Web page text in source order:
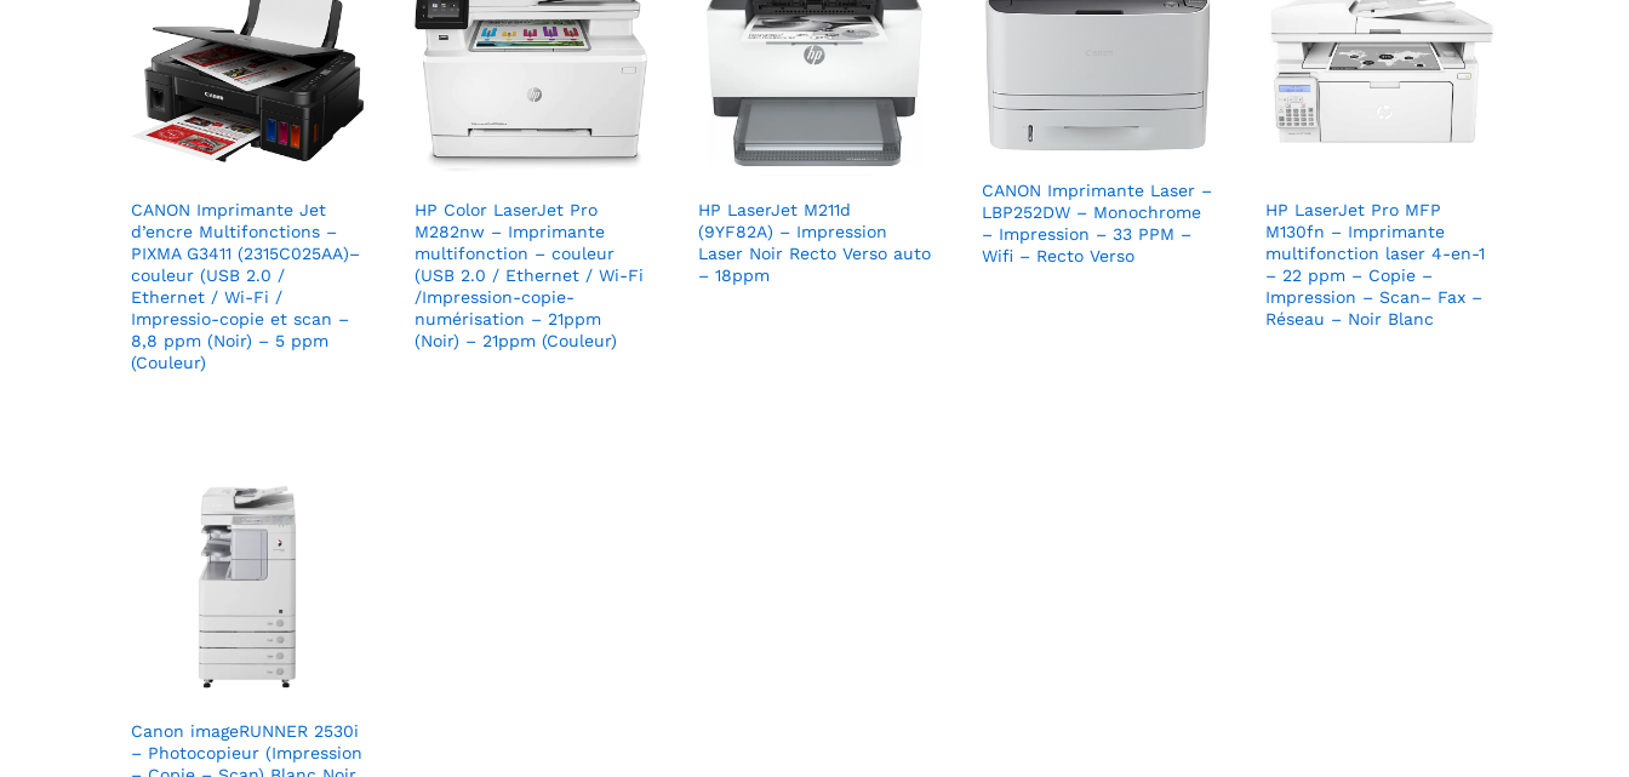
CANON Imprimante Jet
d’encre Multifonctions –
PIXMA G3411 (2315C025AA)–
couleur (USB 2.0 /
Ethernet / Wi-Fi /
Impressio-copie et scan –
8,8 ppm (Noir) – 5 ppm
(Couleur)
HP Color LaserJet Pro
M282nw – Imprimante
multifonction – couleur
(USB 2.0 / Ethernet / Wi-Fi
/Impression-copie-
numérisation – 21ppm
(Noir) – 21ppm (Couleur)
HP LaserJet M211d
(9YF82A) – Impression
Laser Noir Recto Verso auto
– 18ppm
CANON Imprimante Laser –
LBP252DW – Monochrome
– Impression – 33 PPM –
Wifi – Recto Verso
HP LaserJet Pro MFP
M130fn – Imprimante
multifonction laser 4-en-1
– 22 ppm – Copie –
Impression – Scan– Fax –
Réseau – Noir Blanc
Canon imageRUNNER 2530i
– Photocopieur (Impression